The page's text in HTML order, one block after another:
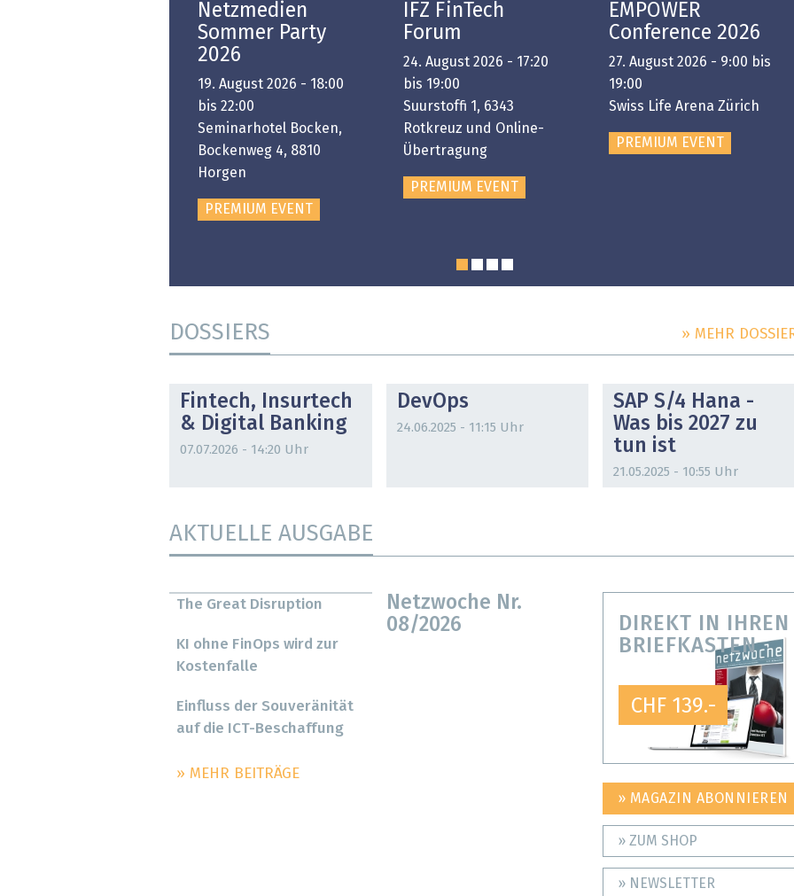
Netzmedien
Sommer Party
2026
19. August 2026 - 18:00
bis 22:00
Seminarhotel Bocken,
Bockenweg 4, 8810
Horgen
PREMIUM EVENT
IFZ FinTech
Forum
24. August 2026 - 17:20
bis 19:00
Suurstoffi 1, 6343
Rotkreuz und Online-
Übertragung
PREMIUM EVENT
EMPOWER
Conference 2026
27. August 2026 - 9:00 bis
19:00
Swiss Life Arena Zürich
PREMIUM EVENT
DOSSIERS » MEHR
Fintech, Insurtech
& Digital Banking
07.07.2026 - 14:20 Uhr
DevOps
24.06.2025 - 11:15 Uhr
SAP S/4 Hana -
Was bis 2027 zu
tun ist
21.05.2025 - 10:55 Uhr
AKTUELLE AUSGABE
Netzwoche Nr.
08/2026
The Great Disruption
KI ohne FinOps wird zur
Kostenfalle
Einfluss der Souveränität
auf die ICT-Beschaffung
» MEHR BEITRÄGE
DIREKT IN IHREN
BRIEFKASTEN
CHF 139.-
» MAGAZIN ABONNIEREN
» ZUM SHOP
» NEWSLETTER